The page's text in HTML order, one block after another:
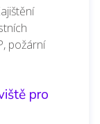
požární
pro